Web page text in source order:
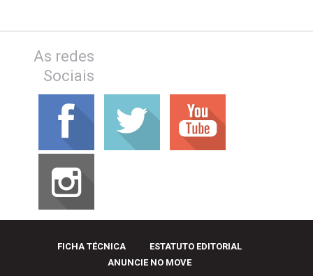
As redes
Sociais
FICHA TÉCNICA
ESTATUTO EDITORIAL
ANUNCIE NO MOVE